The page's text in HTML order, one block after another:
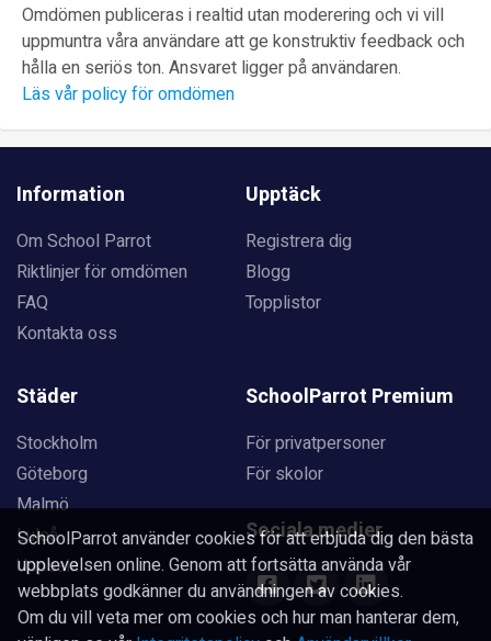
Omdömen publiceras i realtid utan moderering och vi vill
uppmuntra våra användare att ge konstruktiv feedback och
hålla en seriös ton. Ansvaret ligger på användaren.
Läs vår policy för omdömen
Information
Om School Parrot
Riktlinjer för omdömen
FAQ
Kontakta oss
Upptäck
Registrera dig
Blogg
Topplistor
Städer
Stockholm
Göteborg
Malmö
Luleå
Uppsala
SchoolParrot Premium
För privatpersoner
För skolor
Sociala medier
SchoolParrot använder cookies för att erbjuda dig den bästa
upplevelsen online. Genom att fortsätta använda vår
webbplats godkänner du användningen av cookies.
Om du vill veta mer om cookies och hur man hanterar dem,